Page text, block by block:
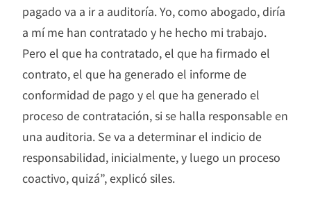
pagado va a ir a auditoría. Yo, como abogado, diría
a mí me han contratado y he hecho mi trabajo.
Pero el que ha contratado, el que ha firmado el
contrato, el que ha generado el informe de
conformidad de pago y el que ha generado el
proceso de contratación, si se halla responsable en
una auditoria. Se va a determinar el indicio de
responsabilidad, inicialmente, y luego un proceso
coactivo, quizá”, explicó siles.